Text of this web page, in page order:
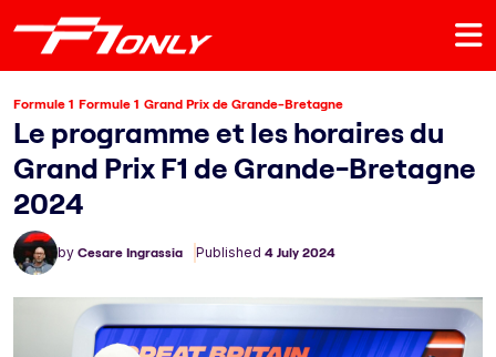
Formule 1 Formule 1 Grand Prix de Grande-Bretagne
Le programme et les horaires du
Grand Prix F1 de Grande-Bretagne
2024
by Cesare Ingrassia Published 4 July 2024